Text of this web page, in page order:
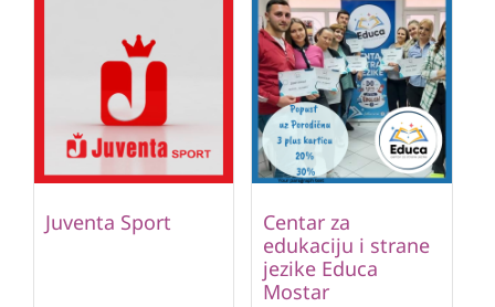
Juventa Sport
Centar za
edukaciju i strane
jezike Educa
Mostar